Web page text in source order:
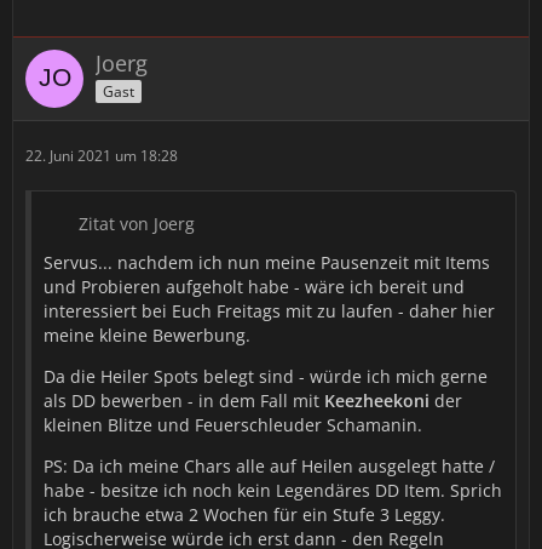
Joerg
Gast
22. Juni 2021 um 18:28
Zitat von Joerg
Servus... nachdem ich nun meine Pausenzeit mit Items
und Probieren aufgeholt habe - wäre ich bereit und
interessiert bei Euch Freitags mit zu laufen - daher hier
meine kleine Bewerbung.
Da die Heiler Spots belegt sind - würde ich mich gerne
als DD bewerben - in dem Fall mit Keezheekoni der
kleinen Blitze und Feuerschleuder Schamanin.
PS: Da ich meine Chars alle auf Heilen ausgelegt hatte /
habe - besitze ich noch kein Legendäres DD Item. Sprich
ich brauche etwa 2 Wochen für ein Stufe 3 Leggy.
Logischerweise würde ich erst dann - den Regeln